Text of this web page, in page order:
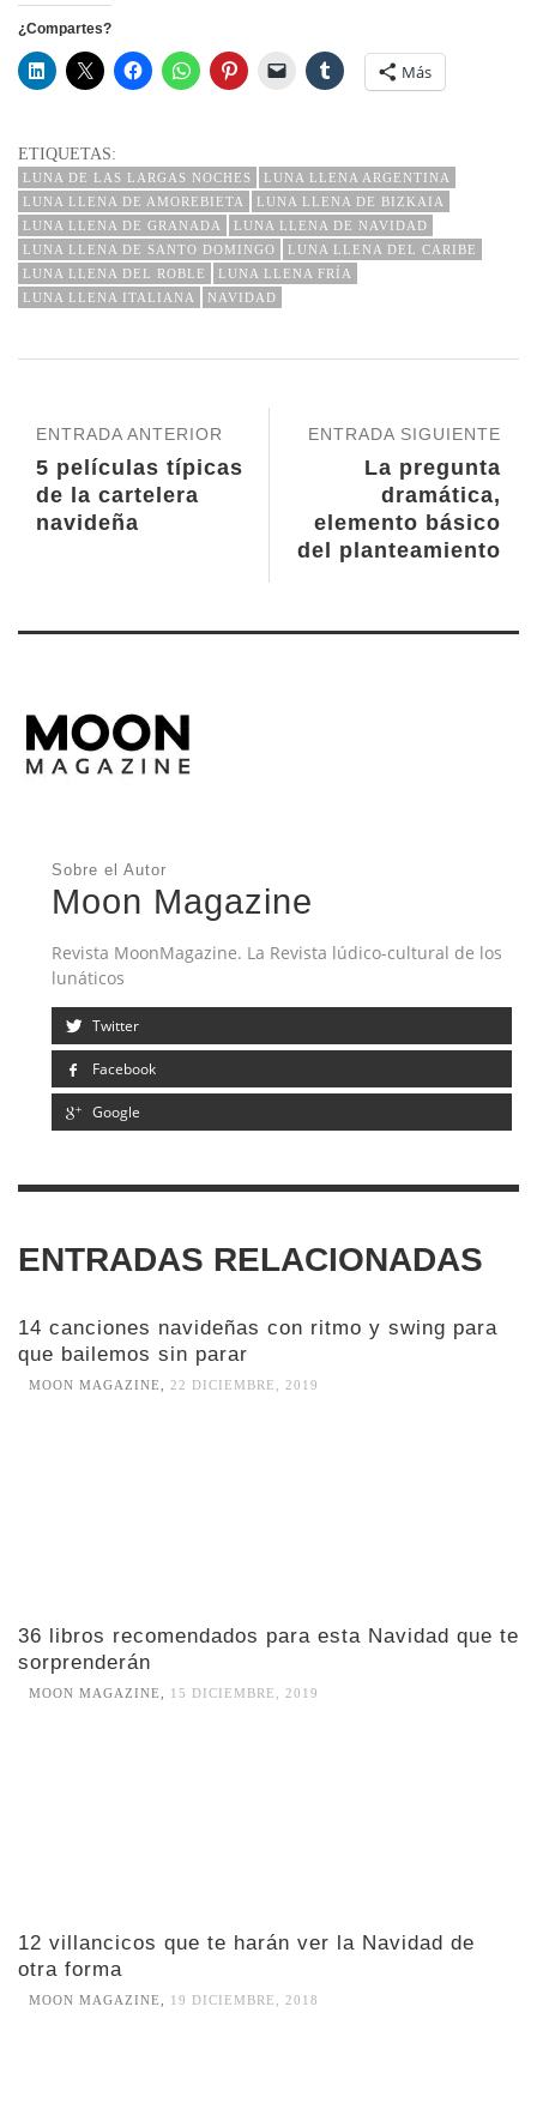
¿Compartes?
Más
ETIQUETAS:
LUNA DE LAS LARGAS NOCHES
LUNA LLENA ARGENTINA
LUNA LLENA DE AMOREBIETA
LUNA LLENA DE BIZKAIA
LUNA LLENA DE GRANADA
LUNA LLENA DE NAVIDAD
LUNA LLENA DE SANTO DOMINGO
LUNA LLENA DEL CARIBE
LUNA LLENA DEL ROBLE
LUNA LLENA FRÍA
LUNA LLENA ITALIANA
NAVIDAD
ENTRADA SIGUIENTE
La pregunta
dramática,
elemento básico
del planteamiento
ENTRADA ANTERIOR
5 películas típicas
de la cartelera
navideña
Sobre el Autor
Moon Magazine
Revista MoonMagazine. La Revista lúdico-cultural de los
lunáticos
Twitter
Facebook
Google
ENTRADAS RELACIONADAS
14 canciones navideñas con ritmo y swing para
que bailemos sin parar
MOON MAGAZINE, 22 DICIEMBRE, 2019
36 libros recomendados para esta Navidad que te
sorprenderán
MOON MAGAZINE 15 DICIEMBRE, 2019
12 villancicos que te harán ver la Navidad de
otra forma
MOON MAGAZINE, 19 DICIEMBRE, 2018